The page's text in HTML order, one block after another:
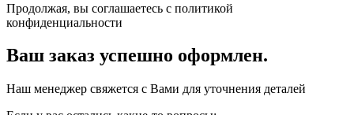
Продолжая, вы соглашаетесь с политикой
конфиденциальности
Ваш заказ успешно оформлен.
Наш менеджер свяжется с Вами для уточнения деталей